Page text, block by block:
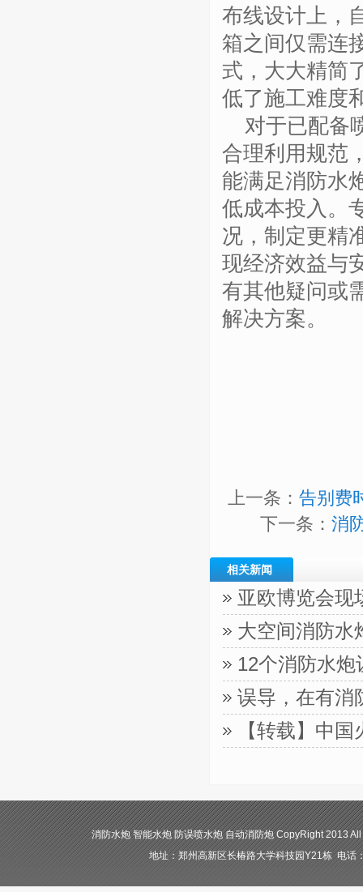
布线设计上，
箱之间仅需连
式，大大精简
低了施工难度
对于已配备
合理利用规范
能满足消防水
低成本投入。
况，制定更精
现经济效益与
有其他疑问或
解决方案。
上一条： 告别费
下一条： 消
相关新闻
亚欧博览会现
大空间消防水
12个消防水
误导，在有消
【转载】中
消防水炮 智能水炮 防误喷水炮 自动消防炮 CopyRight 2013
地址：郑州高新区长椿路大学科技园Y21栋 电